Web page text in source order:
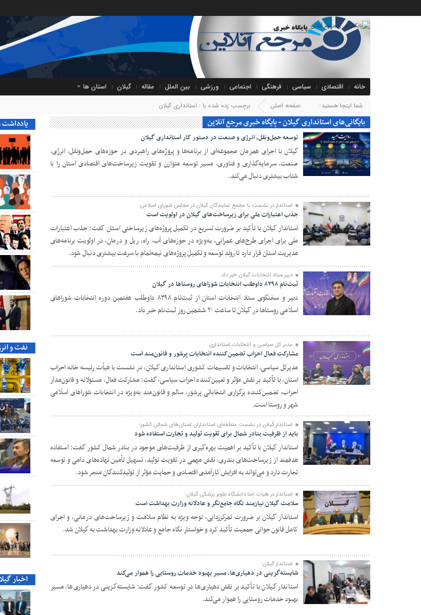
خانه اقتصادی سیاسی فرهنگی اجتماعی ورزشی بین الملل مقاله گیلان استان ها
شما اینجا هستید : صفحه اصلی برچسب زده شده با : استانداری گیلان
بایگانی‌های استانداری گیلان - پایگاه خبری مرجع آنلاین
۲۶ خرداد ۱۴۰۵
توسعه حمل‌ونقل، انرژی و صنعت در دستور کار استانداری گیلان
گیلان با اجرای همزمان مجموعه‌ای از برنامه‌ها و پروژه‌های راهبردی در حوزه‌های حمل‌ونقل، انرژی،
صنعت، سرمایه‌گذاری و فناوری، مسیر توسعه متوازن و تقویت زیرساخت‌های اقتصادی استان را با
شتاب بیشتری دنبال می‌کند.
۰۳ اسفند ۱۴۰۴
استاندار در نشست با مجمع نمایندگان گیلان در مجلس شورای اسلامی:
جذب اعتبارات ملی برای زیرساخت‌های گیلان در اولویت است
استاندار گیلان با تأکید بر ضرورت تسریع در تکمیل پروژه‌های زیرساختی استان گفت: جذب اعتبارات
ملی برای اجرای طرح‌های عمرانی، به‌ویژه در حوزه‌های آب، راه، ریل و درمان، در اولویت برنامه‌های
مدیریت استان قرار دارد تا روند توسعه و تکمیل پروژه‌های نیمه‌تمام با سرعت بیشتری دنبال شود.
۰۲ اسفند ۱۴۰۴
دبیر ستاد انتخابات گیلان خبر داد:
ثبت‌‌نام ۸۳۹۸ داوطلب انتخابات شوراهای روستاها در گیلان
دبیر و سخنگوی ستاد انتخابات استان از ثبت‌نام ۸۳۹۸ داوطلب هفتمین دوره انتخابات شوراهای
اسلامی روستاها در گیلان تا ساعت ۲۰ ششمین روز ثبت‌نام خبر داد.
۲۸ بهمن ۱۴۰۴
مدیر کل سیاسی و انتخابات استانداری:
مشارکت فعال احزاب تضمین‌کننده انتخابات پرشور و قانون‌مند است
مدیرکل سیاسی، انتخابات و تقسیمات کشوری استانداری گیلان، در نشست با هیأت رئیسه خانه احزاب
استان، با تأکید بر نقش مؤثر و تعیین‌کننده احزاب سیاسی، گفت: مشارکت فعال، مسئولانه و قانون‌مدار
احزاب، تضمین‌کننده برگزاری انتخاباتی پرشور، سالم و قانون‌مند به‌ویژه در انتخابات شوراهای اسلامی
شهر و روستا است.
۲۸ بهمن ۱۴۰۴
استاندار گیلان در نشست منطقه‌ای استانداران استان‌های شمالی کشور؛
باید از ظرفیت بنادر شمال برای تقویت تولید و تجارت استفاده شود
استاندار گیلان با تأکید بر اهمیت بهره‌گیری از ظرفیت‌های موجود در بنادر شمال کشور گفت: استفاده
هدفمند از زیرساخت‌های بندری، نقش مهمی در تقویت تولید، تسهیل تأمین نهاده‌های دامی و توسعه
تجارت دارد و می‌تواند به افزایش کارآمدی اقتصادی و حمایت مؤثر از تولیدکنندگان منجر شود.
۲۷ بهمن ۱۴۰۴
استاندار در هیات امنا دانشگاه علوم پزشکی گیلان:
سلامت گیلان نیازمند نگاه جامع‌نگر و عادلانه وزارت بهداشت است
استاندار گیلان بر ضرورت تمرکززدایی، توجه ویژه به نظام سلامت و زیرساخت‌های درمانی، و اجرای
کامل قانون جوانی جمعیت تأکید کرد و خواستار نگاه جامع و عادلانه وزارت بهداشت به گیلان شد.
۲۷ بهمن ۱۴۰۴
استاندار گیلان:
شایسته‌گزینی در دهیاری‌ها، مسیر بهبود خدمات روستایی را هموار می‌کند
استاندار گیلان با تأکید بر نقش دهیاری‌ها در توسعه کشور گفت: شایسته‌گزینی در دهیاری‌ها، مسیر
بهبود خدمات روستایی را هموار می‌کند.
نفت و
اخبار